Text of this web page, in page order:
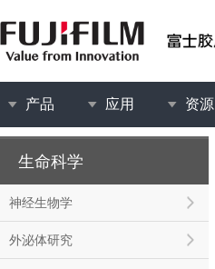
产品 应用 资源
生命科学
神经生物学
外泌体研究